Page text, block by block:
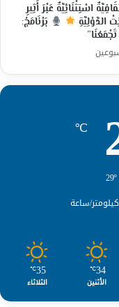
اسْتِثْنَائِيَّةٌ عَبْرَ أَثِيرِ
الدَّوْلِيَّةِ
بَرْنَامَجُ:
تَجْمَعُنَا”
℃
34
℃
الأثنين
35
℃
الثلاثاء